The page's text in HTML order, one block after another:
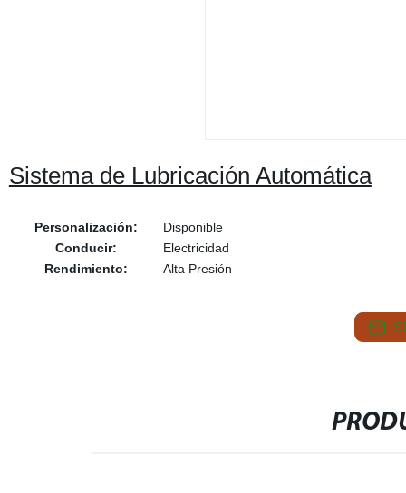
Sistema de Lubricación Automática
Personalización:
Disponible
Conducir:
Electricidad
Rendimiento:
Alta Presión